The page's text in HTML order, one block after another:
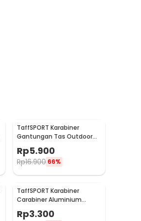
TaffSPORT Karabiner
Gantungan Tas Outdoor
- AT76
Rp5.900
Rp16.900 66%
TaffSPORT Karabiner
Carabiner Aluminium
Gantungan Kunci EDC
Outdoor 7.5cm - 698
Rp3.300